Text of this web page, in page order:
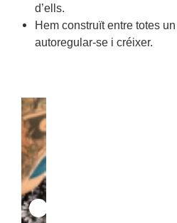
d’ells.
Hem construït entre totes
autoregular-se i créixer.